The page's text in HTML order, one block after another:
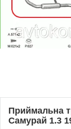
Приймальна
Самурай 1.3